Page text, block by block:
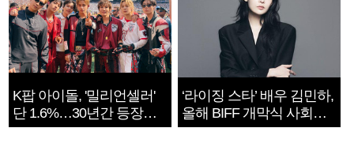
K팝 아이돌, '밀리언셀러'
단 1.6%…30년간 등장
1182개팀 전수조사
‘라이징 스타’ 배우 김민하,
올해 BIFF 개막식 사회자
확정